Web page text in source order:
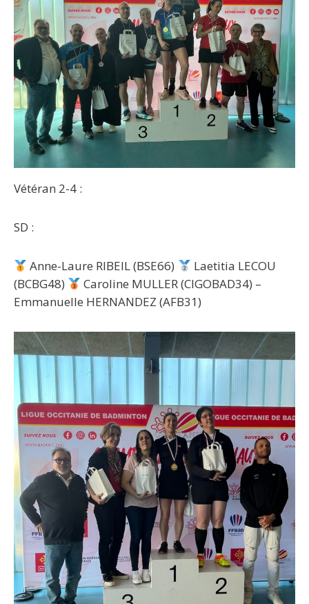
Vétéran 2-4 :
SD :
Anne-Laure RIBEIL (BSE66)
Laetitia LECOU
(BCBG48)
Caroline MULLER (CIGOBAD34) –
Emmanuelle HERNANDEZ (AFB31)